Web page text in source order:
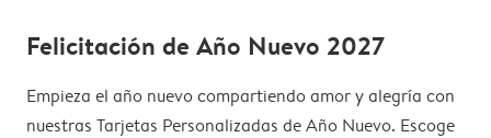
Felicitación de Año Nuevo 2027
Empieza el año nuevo compartiendo amor y alegría con
nuestras Tarjetas Personalizadas de Año Nuevo. Escoge